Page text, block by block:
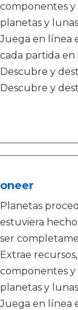
componentes y
planetas y lunas
Juega en línea
cada partida
Descubre y
Descubre y
Planetas
estuviera
ser
Extrae
componentes y
planetas y lunas
Juega en línea